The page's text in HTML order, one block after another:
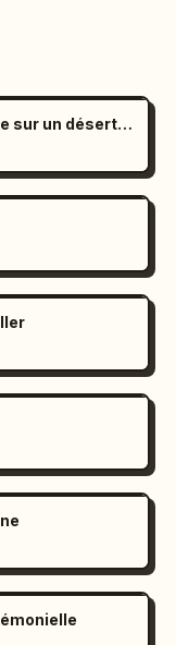
Image cinématographique de mode sur un désert de sel à l'ambiance mélancolique